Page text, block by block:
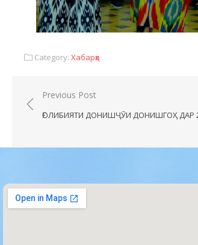
Category: Хабарҳо
Previous Post
ҒОЛИБИЯТИ ДОНИШҶӮИ ДОНИШГОҲ